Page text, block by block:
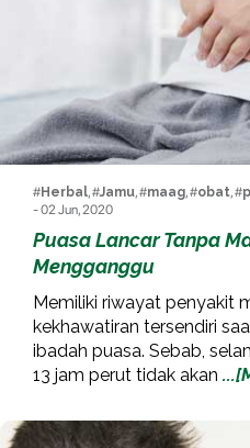
#Herbal, #Jamu, #maag, #obat, #
- 02 Jun, 2020
Puasa Lancar Tanpa
Mengganggu
Memiliki riwayat penyakit
kekhawatiran tersendiri
ibadah puasa. Sebab,
13 jam perut tidak akan